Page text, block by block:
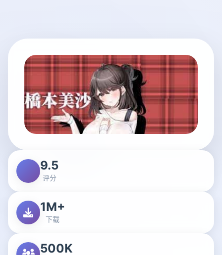
9.5
评分
1M+
下载
500K